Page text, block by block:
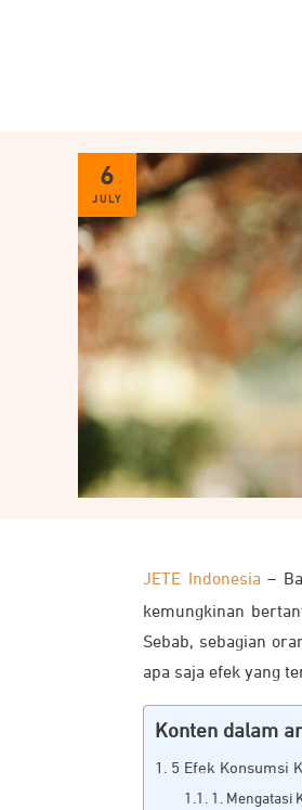
6
JULY
JETE Indonesia –
kemungkinan
Sebab, sebagian
apa saja efek yang
Konten dalam
5 Efek Konsumsi
1. Mengatasi